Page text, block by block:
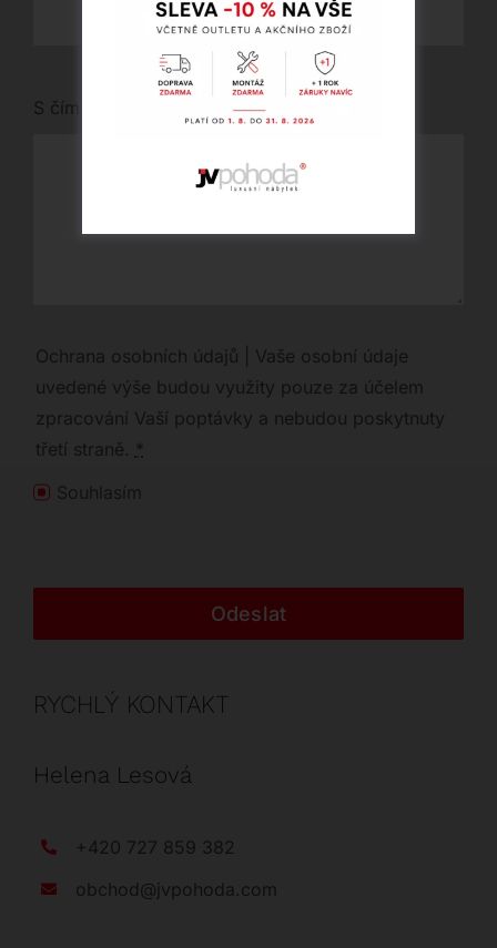
S čím vám můžeme pomoci?
Ochrana osobních údajů | Vaše osobní údaje
uvedené výše budou využity pouze za účelem
zpracování Vaší poptávky a nebudou poskytnuty
třetí straně. *
Souhlasím
Odeslat
RYCHLÝ KONTAKT
Helena Lesová
+420 727 859 382
obchod@jvpohoda.com